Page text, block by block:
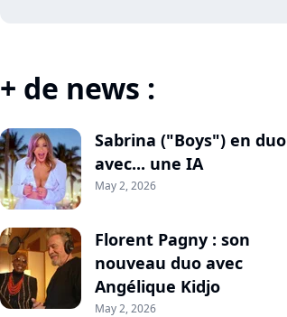
+ de news :
Sabrina ("Boys") en duo
avec... une IA
May 2, 2026
Florent Pagny : son
nouveau duo avec
Angélique Kidjo
May 2, 2026